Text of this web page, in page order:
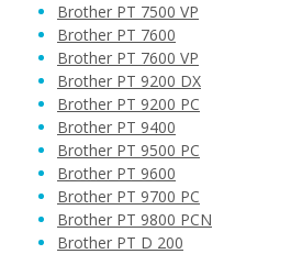
Brother PT 7500 VP
Brother PT 7600
Brother PT 7600 VP
Brother PT 9200 DX
Brother PT 9200 PC
Brother PT 9400
Brother PT 9500 PC
Brother PT 9600
Brother PT 9700 PC
Brother PT 9800 PCN
Brother PT D 200